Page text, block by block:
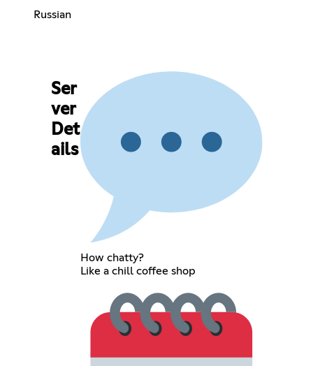
Russian
Ser
ver
Det
ails
How chatty?
Like a chill coffee shop